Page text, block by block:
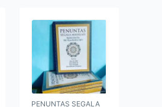
PENUNTAS SEGALA